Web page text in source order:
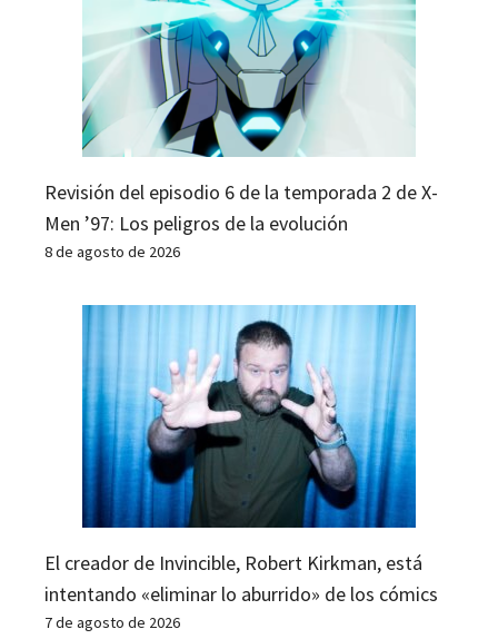
Revisión del episodio 6 de la temporada 2 de X-
Men ’97: Los peligros de la evolución
8 de agosto de 2026
El creador de Invincible, Robert Kirkman, está
intentando «eliminar lo aburrido» de los cómics
7 de agosto de 2026